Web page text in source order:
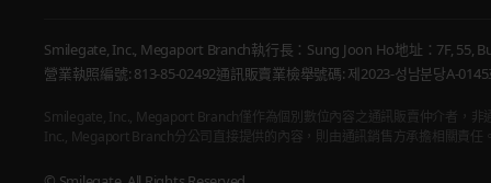
Smilegate, Inc., Megaport Branch執行長：Sung Joon Ho地址：7F, 55,
營業執照編號: 813-85-02492通訊販賣業檢舉號碼: 제2023-성남분당A-0145
Smilegate, Inc., Megaport Branch僅作為個別數位內容之通訊販賣仲介者，
Inc., Megaport Branch分公司直接提供的內容，則由通訊銷售方承擔相關責任。